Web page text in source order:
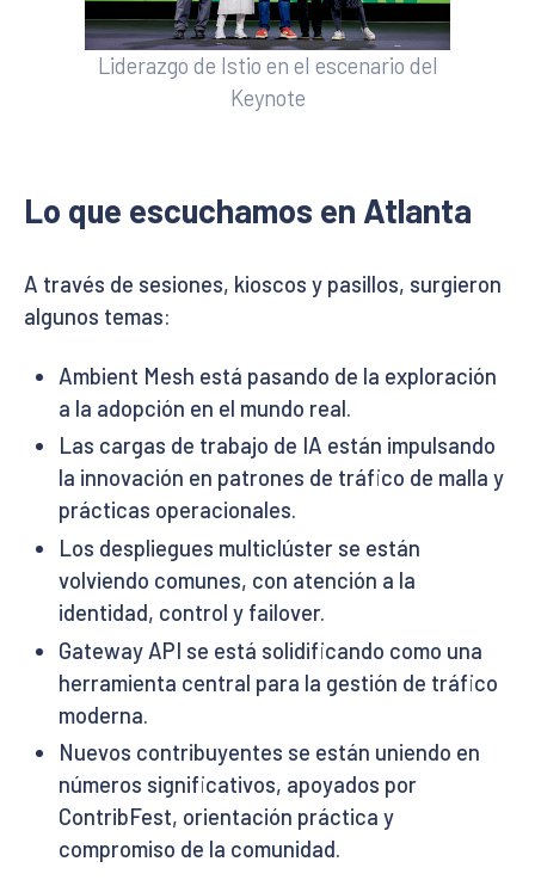
Liderazgo de Istio en el escenario del
Keynote
Lo que escuchamos en Atlanta
A través de sesiones, kioscos y pasillos, surgieron
algunos temas:
Ambient Mesh está pasando de la exploración
a la adopción en el mundo real.
Las cargas de trabajo de IA están impulsando
la innovación en patrones de tráfico de malla y
prácticas operacionales.
Los despliegues multiclúster se están
volviendo comunes, con atención a la
identidad, control y failover.
Gateway API se está solidificando como una
herramienta central para la gestión de tráfico
moderna.
Nuevos contribuyentes se están uniendo en
números significativos, apoyados por
ContribFest, orientación práctica y
compromiso de la comunidad.